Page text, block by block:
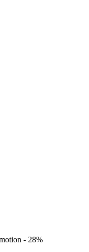
- 28%